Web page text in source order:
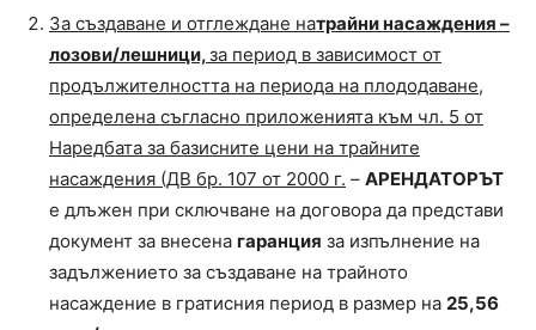
За създаване и отглеждане натрайни насаждения –
лозови/лешници,за период в зависимост от
продължителността на периода на плододаване,
определена съгласно приложенията към чл. 5 от
Наредбата за базисните цени на трайните
насаждения (ДВ бр. 107 от 2000 г. – АРЕНДАТОРЪТ
е длъжен при сключване на договора да представи
документ за внесена гаранция за изпълнение на
задължението за създаване на трайното
насаждение в гратисния период в размер на 25,56